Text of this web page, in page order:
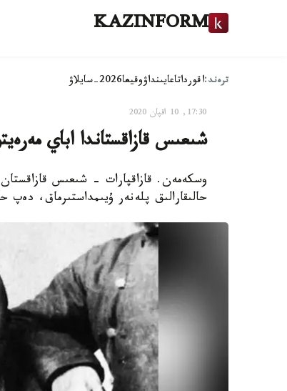
KAZINFORM
ترەند:اقورداتاعايىنداۋوقيعا2026-سايلاۋ
17:30, 10 اقپان 2020
شىعىس قازاقستاندا اباي
حالىقارالىق پلەنەر ۇيىمداستىرماق، دەپ